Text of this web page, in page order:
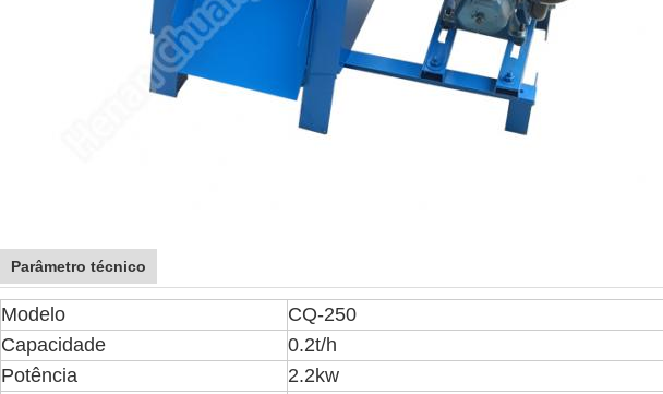
Parâmetro técnico
Modelo
CQ-250
Capacidade
0.2t/h
Potência
2.2kw